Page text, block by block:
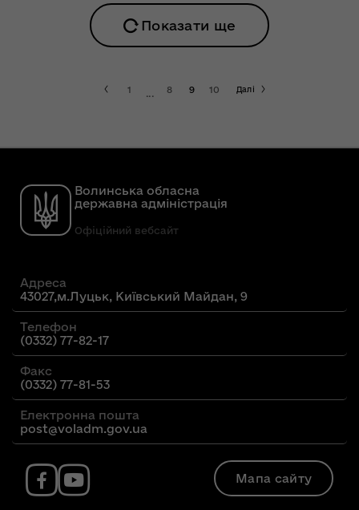
Показати ще
1 ... 8 9 10 Далі
Волинська обласна
державна адміністрація
Офіційний вебсайт
Адреса
43027,м.Луцьк, Київський Майдан, 9
Телефон
(0332) 77-82-17
Факс
(0332) 77-81-53
Електронна пошта
post@voladm.gov.ua
Мапа сайту